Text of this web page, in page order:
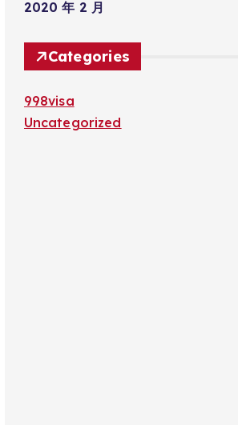
2020 年 2 月
Categories
998visa
Uncategorized